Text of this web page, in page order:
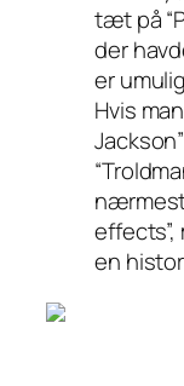
tæt på
der
er
Hvis
en